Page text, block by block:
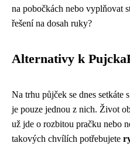
na pobočkách nebo vyplňovat
řešení na dosah ruky?
Alternativy k
Na trhu půjček se dnes setkáte
je pouze jednou z nich. Život
už jde o rozbitou pračku nebo
takových chvílích potřebujete